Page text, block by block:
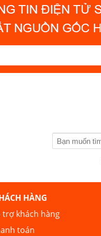
HÀNG
khách hàng
toán